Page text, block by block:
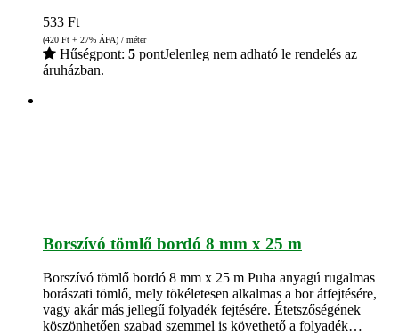
533 Ft
(420 Ft + 27% ÁFA) / méter
Hűségpont: 5 pontJelenleg nem adható le rendelés az
áruházban.
Borszívó tömlő bordó 8 mm x 25 m
Borszívó tömlő bordó 8 mm x 25 m Puha anyagú rugalmas
borászati tömlő, mely tökéletesen alkalmas a bor átfejtésére,
vagy akár más jellegű folyadék fejtésére. Étetszőségének
köszönhetően szabad szemmel is követhető a folyadék…